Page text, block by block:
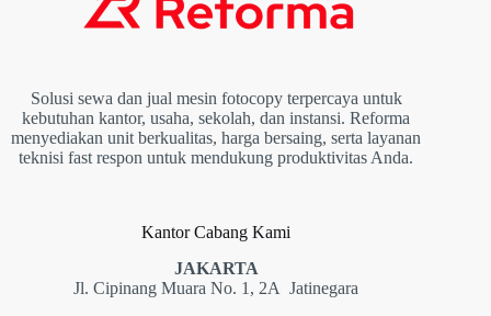
Solusi sewa dan jual mesin fotocopy terpercaya untuk
kebutuhan kantor, usaha, sekolah, dan instansi. Reforma
menyediakan unit berkualitas, harga bersaing, serta layanan
teknisi fast respon untuk mendukung produktivitas Anda.
Kantor Cabang Kami
JAKARTA
Jl. Cipinang Muara No. 1, 2A Jatinegara